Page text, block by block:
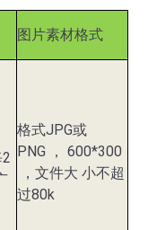
图片素材格式
格式JPG或
PNG ， 600*300
，文件大 小不超
过80k